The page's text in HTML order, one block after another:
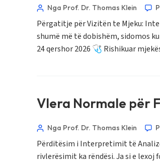
Nga Prof. Dr. Thomas Klein
Përgatitje për Vizitën te Mjeku:
shumë më të dobishëm, sidomos
24 qershor 2026 🩺 Rishikuar
Vlera Normale për
Nga Prof. Dr. Thomas Klein
Përditësim i Interpretimit të
rivlerësimit ka rëndësi. Ja si e lexoj
বাংলা
తెలుగు
ಕನ್ನಡ
മലയാളം
Bahasa Melayu
Tiếng Việt